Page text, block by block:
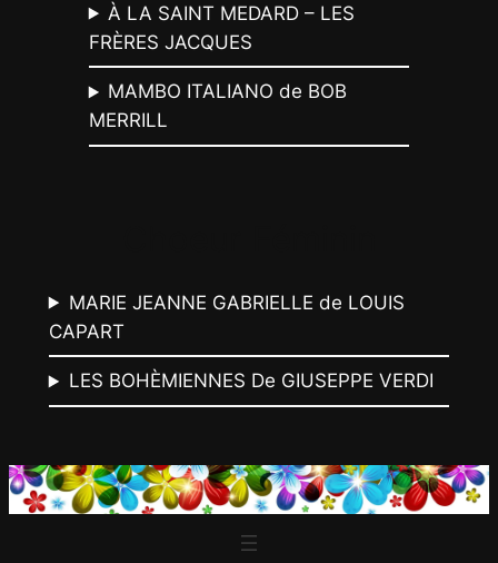
À LA SAINT MEDARD – LES
FRÈRES JACQUES
MAMBO ITALIANO de BOB
MERRILL
MARIE JEANNE GABRIELLE de LOUIS
CAPART
LES BOHÈMIENNES De GIUSEPPE VERDI